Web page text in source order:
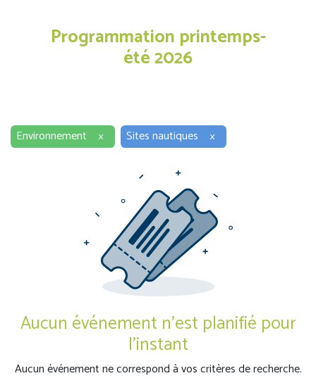
Programmation printemps-
été 2026
Environnement × Sites nautiques ×
Aucun événement n'est planifié pour
l'instant
Aucun événement ne correspond à vos critères de recherche.